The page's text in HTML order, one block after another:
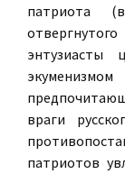
патриота
энтузиасты
враги
патриотов